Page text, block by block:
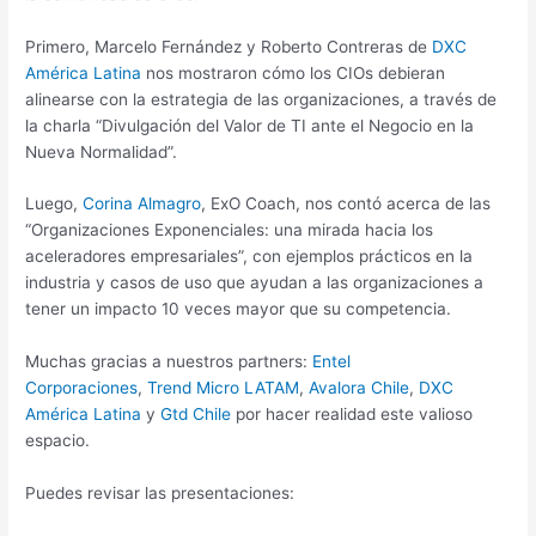
Primero, Marcelo Fernández y Roberto Contreras de DXC
América Latina nos mostraron cómo los CIOs debieran
alinearse con la estrategia de las organizaciones, a través de
la charla “Divulgación del Valor de TI ante el Negocio en la
Nueva Normalidad”.
Luego,Corina Almagro, ExO Coach, nos contó acerca de las
“Organizaciones Exponenciales: una mirada hacia los
aceleradores empresariales”, con ejemplos prácticos en la
industria y casos de uso que ayudan a las organizaciones a
tener un impacto 10 veces mayor que su competencia.
Muchas gracias a nuestros partners: Entel
Corporaciones,Trend Micro LATAM,Avalora Chile, DXC
América Latina yGtd Chile por hacer realidad este valioso
espacio.
Puedes revisar las presentaciones: